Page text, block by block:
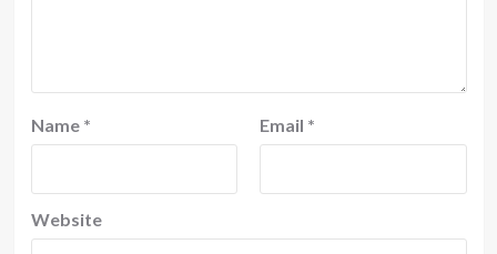
Name * Email *
Website